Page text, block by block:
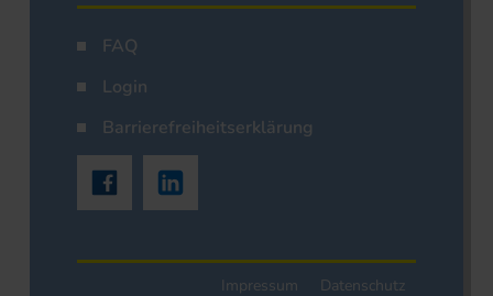
FAQ
Login
Barrierefreiheitserklärung
Impressum
Datenschutz